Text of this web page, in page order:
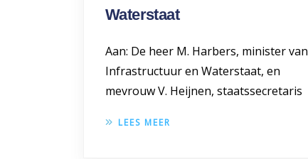
Waterstaat
Aan: De heer M. Harbers, minister van
Infrastructuur en Waterstaat, en
mevrouw V. Heijnen, staatssecretaris
LEES MEER